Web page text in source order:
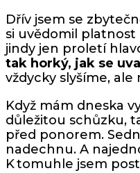
Dřív jsem se
si uvědomil
jindy jen proletí
tak horký, jak se
vždycky slyšíme,
Když mám dneska
důležitou schůzku,
před ponorem.
nadechnu. A
K tomuhle jsem